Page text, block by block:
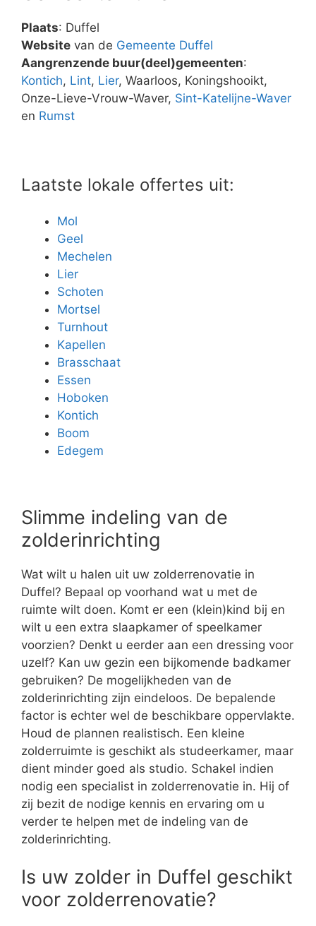
Plaats: Duffel
Website van de Gemeente Duffel
Aangrenzende buur(deel)gemeenten:
Kontich, Lint, Lier, Waarloos, Koningshooikt,
Onze-Lieve-Vrouw-Waver, Sint-Katelijne-Waver
en Rumst
Laatste lokale offertes uit:
Mol
Geel
Mechelen
Lier
Schoten
Mortsel
Turnhout
Kapellen
Brasschaat
Essen
Hoboken
Kontich
Boom
Edegem
Slimme indeling van de
zolderinrichting
Wat wilt u halen uit uw zolderrenovatie in
Duffel? Bepaal op voorhand wat u met de
ruimte wilt doen. Komt er een (klein)kind bij en
wilt u een extra slaapkamer of speelkamer
voorzien? Denkt u eerder aan een dressing voor
uzelf? Kan uw gezin een bijkomende badkamer
gebruiken? De mogelijkheden van de
zolderinrichting zijn eindeloos. De bepalende
factor is echter wel de beschikbare oppervlakte.
Houd de plannen realistisch. Een kleine
zolderruimte is geschikt als studeerkamer, maar
dient minder goed als studio. Schakel indien
nodig een specialist in zolderrenovatie in. Hij of
zij bezit de nodige kennis en ervaring om u
verder te helpen met de indeling van de
zolderinrichting.
Is uw zolder in Duffel geschikt
voor zolderrenovatie?